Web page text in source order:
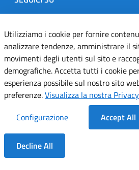
Dentro la Sezione
Designers Italia
TwitterInstagramYoutube
Dichiarazione di accessibilità
Informativa cookie
Note legali
Servizi Applicativi
Utilizziamo i cookie per fornire
analizzare tendenze, amministrare il
movimenti degli utenti sul sito e
demografiche. Accetta tutti i cookie
esperienza possibile sul nostro sito
preferenze.Visualizza la nostra
Configurazione
Accept All
Decline All